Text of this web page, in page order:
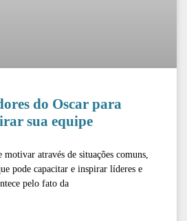
do Oscar para
sua equipe
motivar através de situações comuns,
pode capacitar e inspirar líderes e
pelo fato da